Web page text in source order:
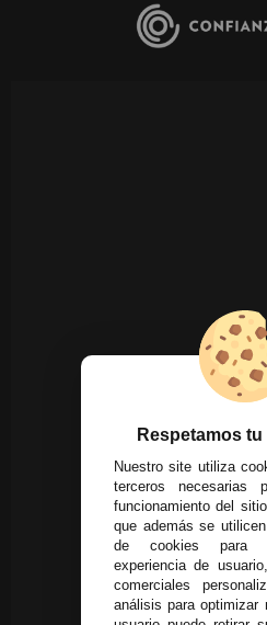
Respetamos
Nuestro site utiliza
terceros necesarias
funcionamiento del
que además se
de cookies para
experiencia de
comerciales
análisis para optimizar